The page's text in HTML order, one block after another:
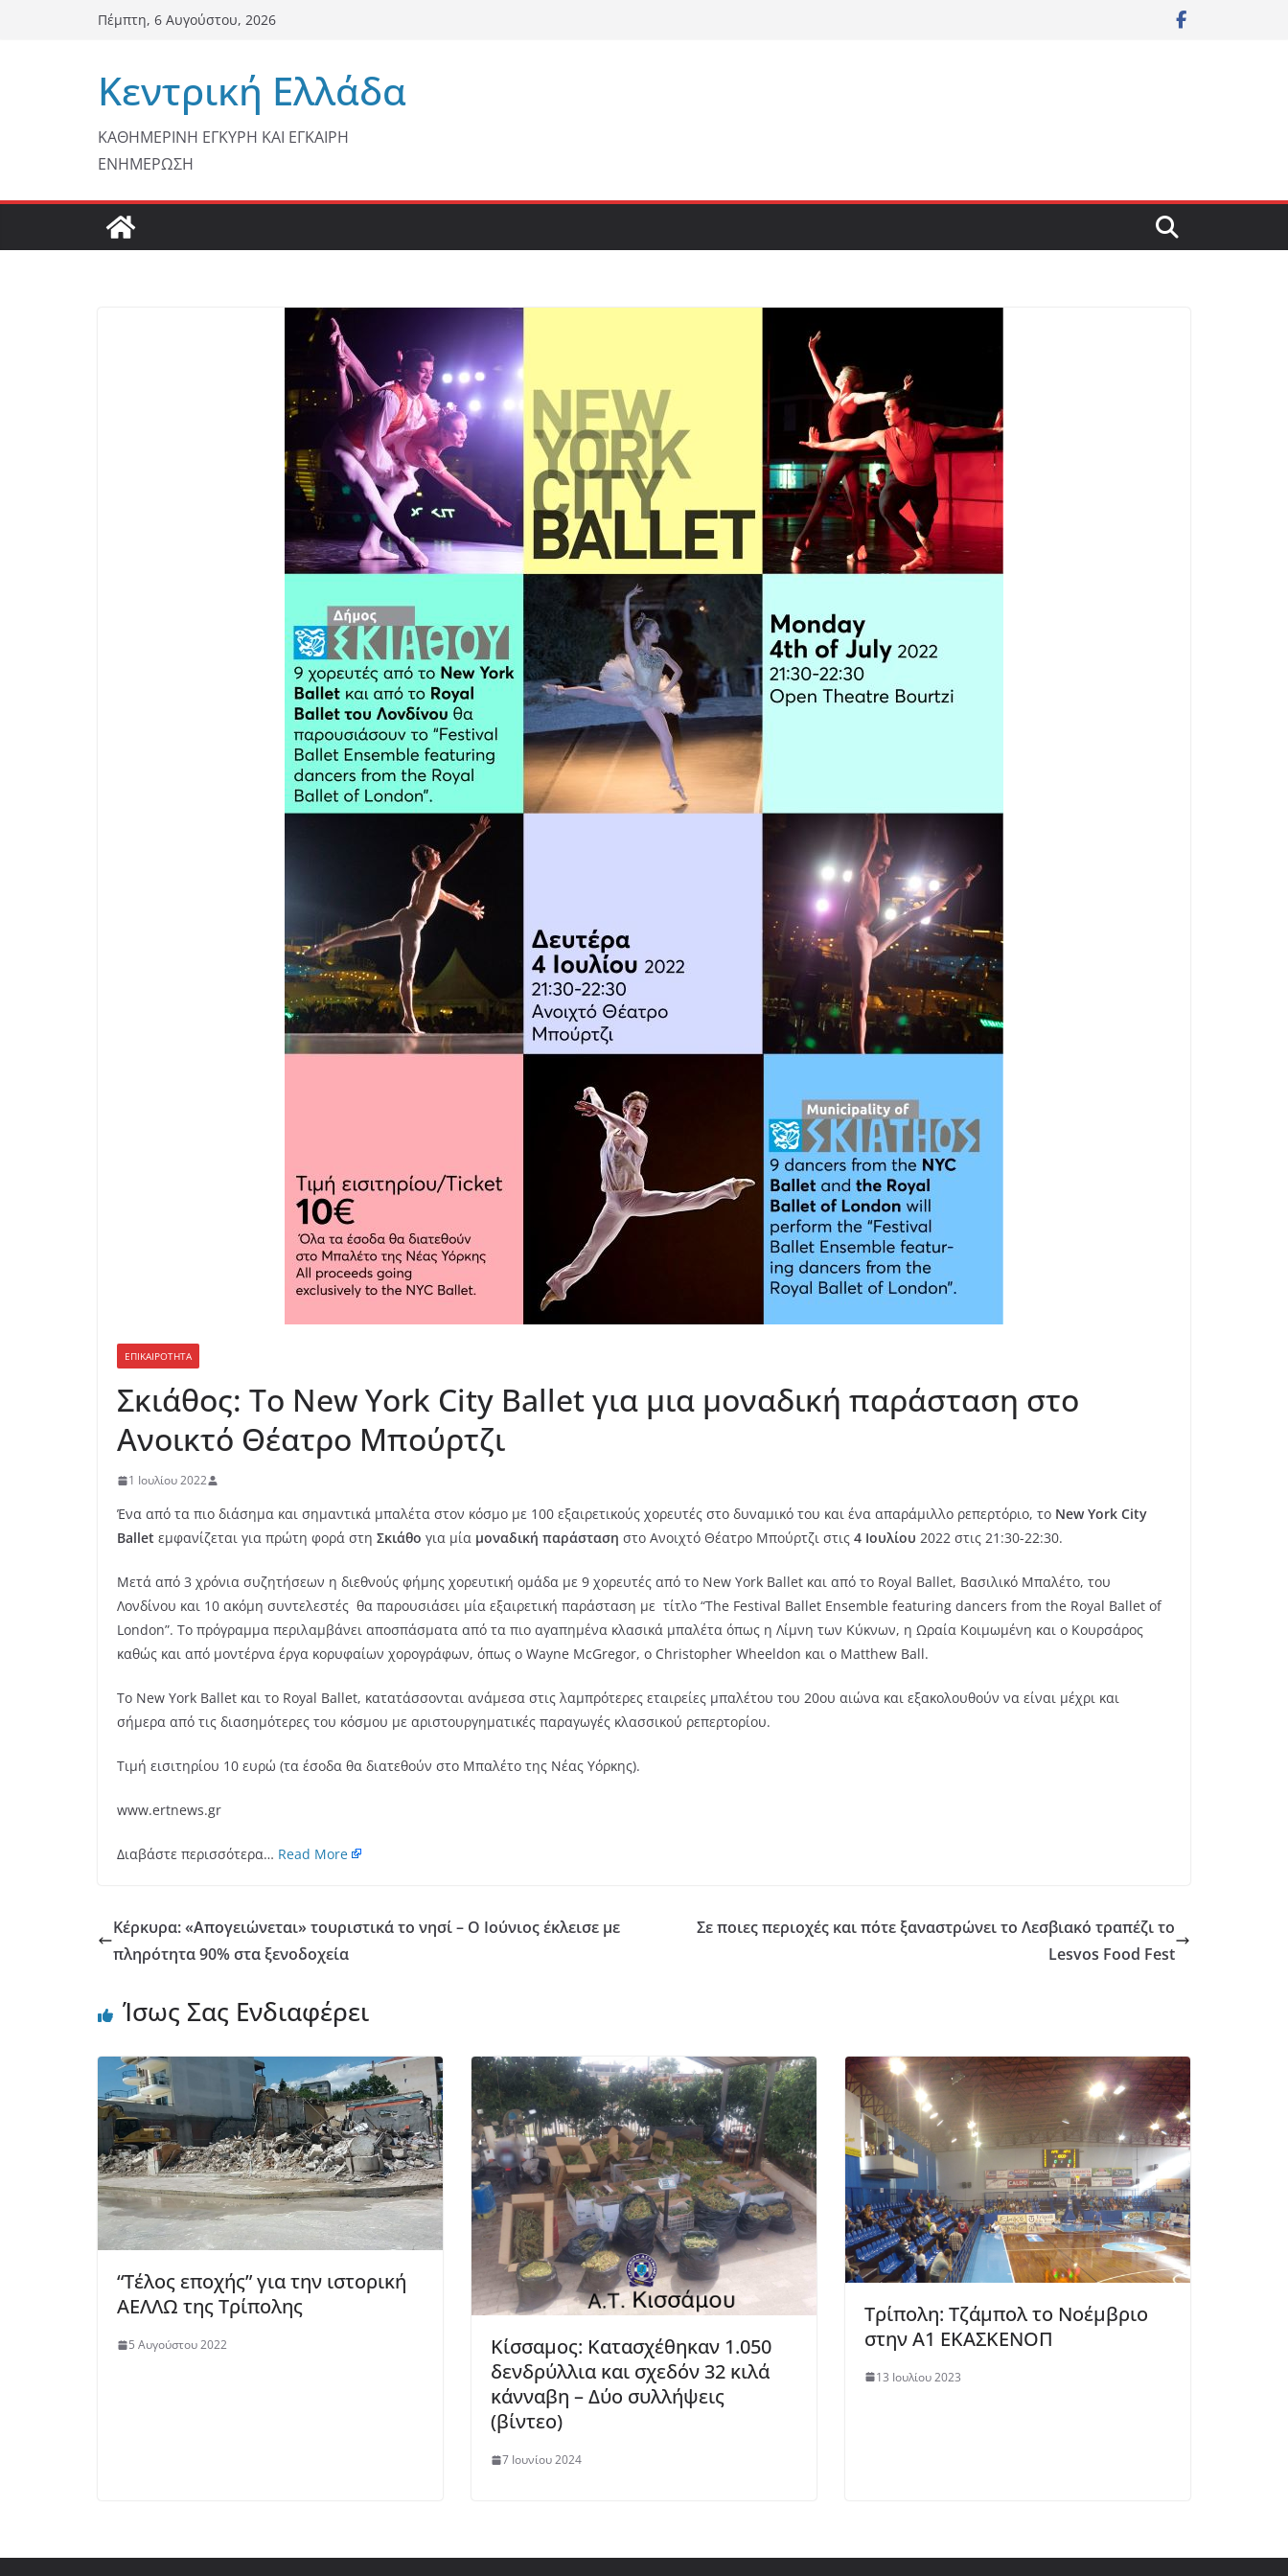
Πέμπτη, 6 Αυγούστου, 2026
Κεντρική Ελλάδα
ΚΑΘΗΜΕΡΙΝΗ ΕΓΚΥΡΗ ΚΑΙ ΕΓΚΑΙΡΗ
ΕΝΗΜΕΡΩΣΗ
ΕΠΙΚΑΙΡΟΤΗΤΑ
Σκιάθος: To New York City Ballet για μια μοναδική παράσταση στο
Ανοικτό Θέατρο Μπούρτζι
1 Ιουλίου 2022
Ένα από τα πιο διάσημα και σημαντικά μπαλέτα στον κόσμο με 100 εξαιρετικούς χορευτές στο δυναμικό του και ένα απαράμιλλο ρεπερτόριο, το New York City
Ballet εμφανίζεται για πρώτη φορά στη Σκιάθο για μία μοναδική παράσταση στο Ανοιχτό Θέατρο Μπούρτζι στις 4 Ιουλίου 2022 στις 21:30-22:30.
Μετά από 3 χρόνια συζητήσεων η διεθνούς φήμης χορευτική ομάδα με 9 χορευτές από το New York Ballet και από το Royal Ballet, Βασιλικό Μπαλέτο, του
Λονδίνου και 10 ακόμη συντελεστές θα παρουσιάσει μία εξαιρετική παράσταση με τίτλο “The Festival Ballet Ensemble featuring dancers from the Royal Ballet of
London”. Το πρόγραμμα περιλαμβάνει αποσπάσματα από τα πιο αγαπημένα κλασικά μπαλέτα όπως η Λίμνη των Κύκνων, η Ωραία Κοιμωμένη και ο Κουρσάρος
καθώς και από μοντέρνα έργα κορυφαίων χορογράφων, όπως ο Wayne McGregor, ο Christopher Wheeldon και ο Matthew Ball.
Το New York Ballet και το Royal Ballet, κατατάσσονται ανάμεσα στις λαμπρότερες εταιρείες μπαλέτου του 20ου αιώνα και εξακολουθούν να είναι μέχρι και
σήμερα από τις διασημότερες του κόσμου με αριστουργηματικές παραγωγές κλασσικού ρεπερτορίου.
Τιμή εισιτηρίου 10 ευρώ (τα έσοδα θα διατεθούν στο Μπαλέτο της Νέας Υόρκης).
www.ertnews.gr
Διαβάστε περισσότερα… Read More
Κέρκυρα: «Απογειώνεται» τουριστικά το νησί – Ο Ιούνιος έκλεισε με
πληρότητα 90% στα ξενοδοχεία
Σε ποιες περιοχές και πότε ξαναστρώνει το Λεσβιακό τραπέζι το
Lesvos Food Fest
Ίσως Σας Ενδιαφέρει
“Τέλος εποχής” για την ιστορική
ΑΕΛΛΩ της Τρίπολης
5 Αυγούστου 2022
Κίσσαμος: Κατασχέθηκαν 1.050
δενδρύλλια και σχεδόν 32 κιλά
κάνναβη – Δύο συλλήψεις
(βίντεο)
7 Ιουνίου 2024
Τρίπολη: Τζάμπολ το Νοέμβριο
στην Α1 ΕΚΑΣΚΕΝΟΠ
13 Ιουλίου 2023